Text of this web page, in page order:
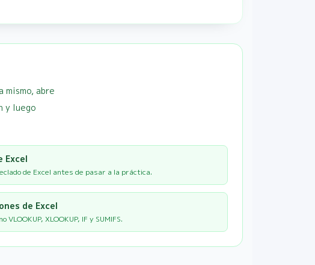
abre
y luego
Excel
de Excel antes de pasar a la práctica.
de Excel
XLOOKUP, IF y SUMIFS.